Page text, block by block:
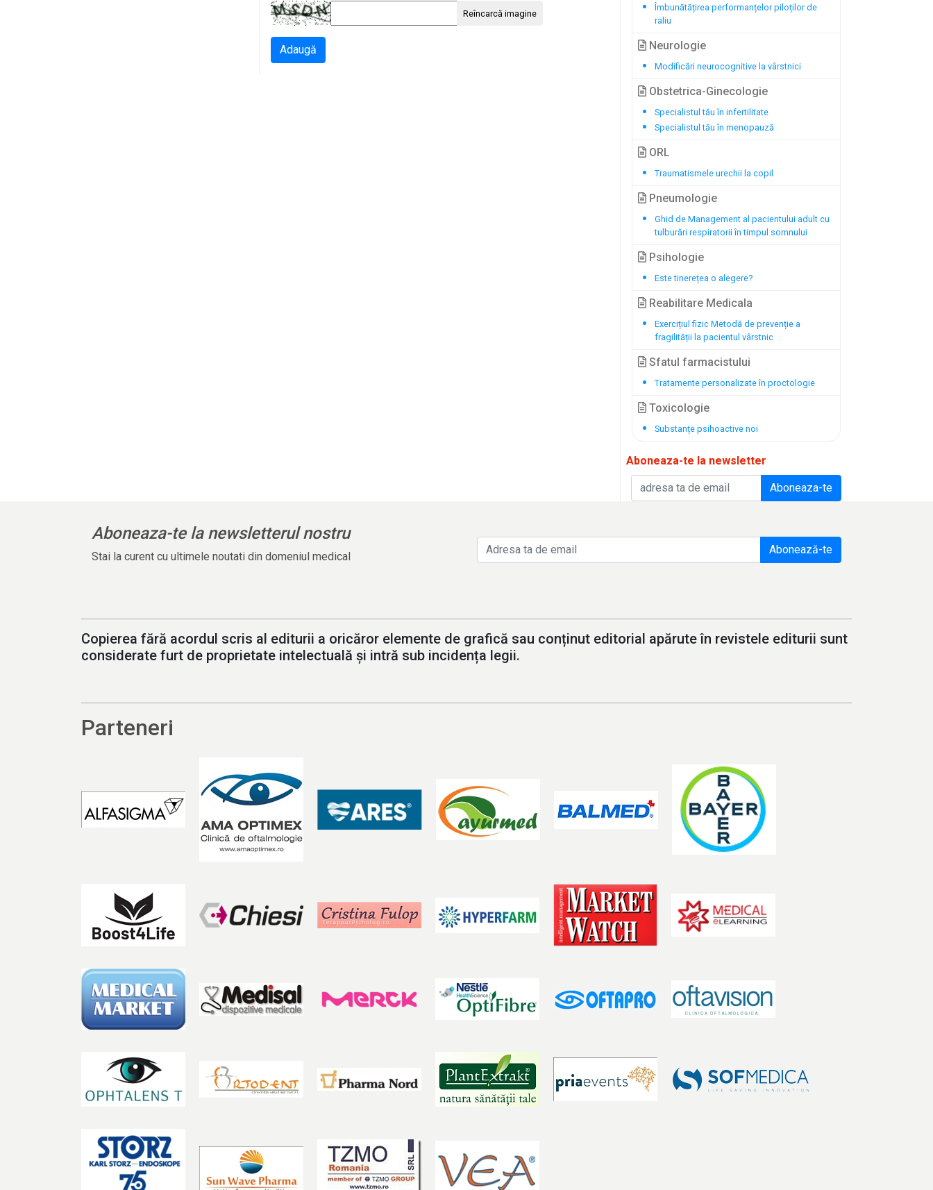
Reîncarcă imagine
Adaugă
Îmbunătățirea performanțelor piloților de
raliu
Neurologie
Modificări neurocognitive la vârstnici
Obstetrica-Ginecologie
Specialistul tău în infertilitate
Specialistul tău în menopauză
ORL
Traumatismele urechii la copil
Pneumologie
Ghid de Management al pacientului adult cu
tulburări respiratorii în timpul somnului
Psihologie
Este tinerețea o alegere?
Reabilitare Medicala
Exercițiul fizic Metodă de prevenție a
fragilității la pacientul vârstnic
Sfatul farmacistului
Tratamente personalizate în proctologie
Toxicologie
Substanțe psihoactive noi
Aboneaza-te la newsletter
Aboneaza-te
Aboneaza-te la newsletterul nostru
Stai la curent cu ultimele noutati din domeniul medical
Abonează-te
Copierea fără acordul scris al editurii a oricăror elemente de grafică sau conținut editorial apărute în revistele editurii sunt
considerate furt de proprietate intelectuală și intră sub incidența legii.
Parteneri